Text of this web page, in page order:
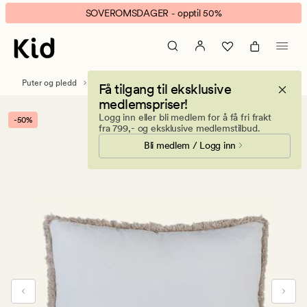
Vicky
pynteputetrekk
hvit
banner.
Klikk
ESCAPE
pause.
SOVEROMSDAGER - opptil 50%
Få tilgang til eksklusive
medlemspriser!
Logg inn eller bli medlem for å få fri frakt
fra 799,- og eksklusive medlemstilbud.
Bli medlem / Logg inn
Puter og pledd Pynteputer Pynteputetrekk
-50%